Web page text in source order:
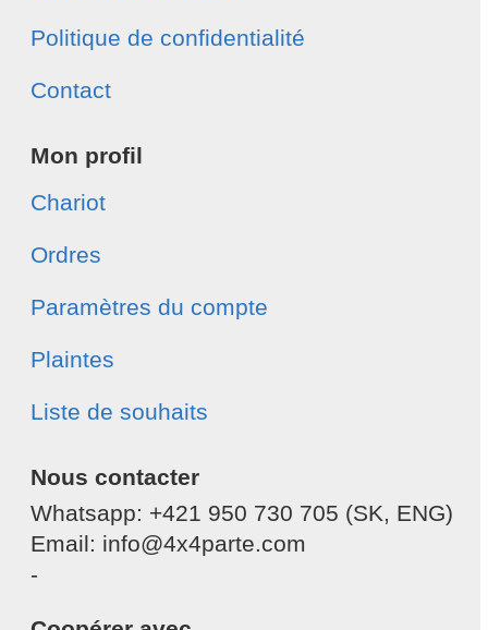
Politique de confidentialité
Contact
Mon profil
Chariot
Ordres
Paramètres du compte
Plaintes
Liste de souhaits
Nous contacter
Whatsapp: +421 950 730 705 (SK, ENG)
Email: info@4x4parte.com
-